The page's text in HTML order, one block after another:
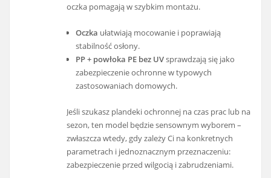
oczka pomagają w szybkim montażu.
Oczka ułatwiają mocowanie i poprawiają
stabilność osłony.
PP + powłoka PE bez UVsprawdzają się jako
zabezpieczenie ochronne w typowych
zastosowaniach domowych.
Jeśli szukasz plandeki ochronnej na czas prac lub na
sezon, ten model będzie sensownym wyborem –
zwłaszcza wtedy, gdy zależy Ci na konkretnych
parametrach i jednoznacznym przeznaczeniu:
zabezpieczenie przed wilgocią i zabrudzeniami.